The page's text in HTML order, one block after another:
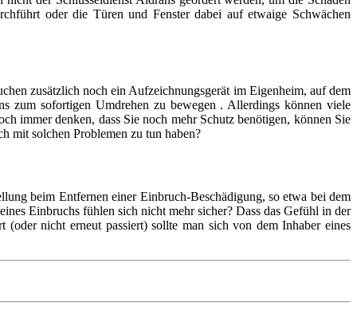
oder die Türen und Fenster dabei auf etwaige Schwächen
zusätzlich noch ein Aufzeichnungsgerät im Eigenheim, auf dem
zum sofortigen Umdrehen zu bewegen . Allerdings können viele
immer denken, dass Sie noch mehr Schutz benötigen, können Sie
mit solchen Problemen zu tun haben?
beim Entfernen einer Einbruch-Beschädigung, so etwa bei dem
Einbruchs fühlen sich nicht mehr sicher? Dass das Gefühl in der
nicht erneut passiert) sollte man sich von dem Inhaber eines